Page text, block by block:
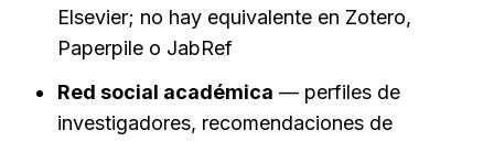
Elsevier; no hay equivalente en Zotero,
Paperpile o JabRef
Red social académica — perfiles de
investigadores, recomendaciones de